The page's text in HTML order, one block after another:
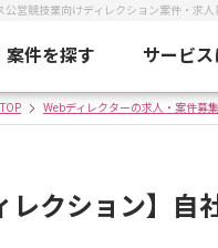
公営競技業向けディレクション案件・求
案件を探す サービ
Webディレクターの求人・案件募集
レクション】